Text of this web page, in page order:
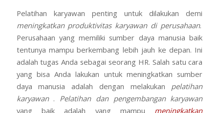
Pelatihan karyawan penting untuk dilakukan demi
meningkatkan produktivitas karyawan di perusahaan.
Perusahaan yang memiliki sumber daya manusia baik
tentunya mampu berkembang lebih jauh ke depan. Ini
adalah tugas Anda sebagai seorang HR. Salah satu cara
yang bisa Anda lakukan untuk meningkatkan sumber
daya manusia adalah dengan melakukan pelatihan
karyawan . Pelatihan dan pengembangan karyawan
yang baik adalah yang mampu meningkatkan